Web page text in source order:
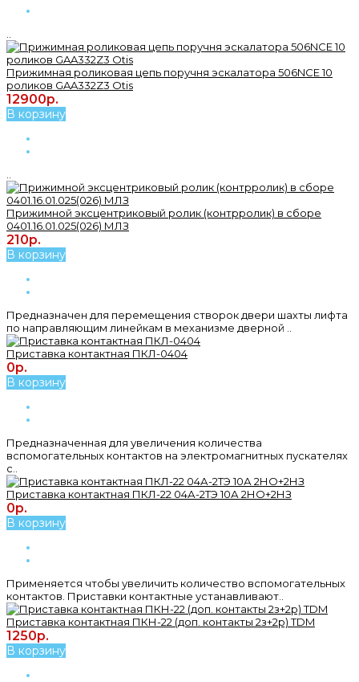
Прижимная роликовая цепь поручня эскалатора 506NCE 10
роликов GAA332Z3 Otis
12900р.
В корзину
Прижимной эксцентриковый ролик (контрролик) в сборе
0401.16.01.025(026) МЛЗ
210р.
В корзину
Предназначен для перемещения створок двери шахты лифта
по направляющим линейкам в механизме дверной ..
Приставка контактная ПКЛ-0404
0р.
В корзину
Предназначенная для увеличения количества
вспомогательных контактов на электромагнитных пускателях
с..
Приставка контактная ПКЛ-22 04А-2ТЭ 10А 2НО+2НЗ
0р.
В корзину
Применяется чтобы увеличить количество вспомогательных
контактов. Приставки контактные устанавливают..
Приставка контактная ПКН-22 (доп. контакты 2з+2р) TDM
1250р.
В корзину